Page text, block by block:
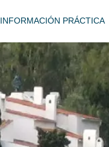
INFORMACIÓN PRÁCTICA